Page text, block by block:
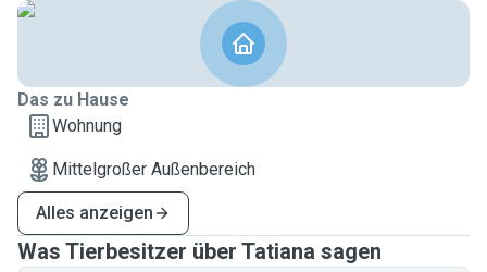
Das zu Hause
Wohnung
Mittelgroßer Außenbereich
Alles anzeigen
Was Tierbesitzer über Tatiana sagen